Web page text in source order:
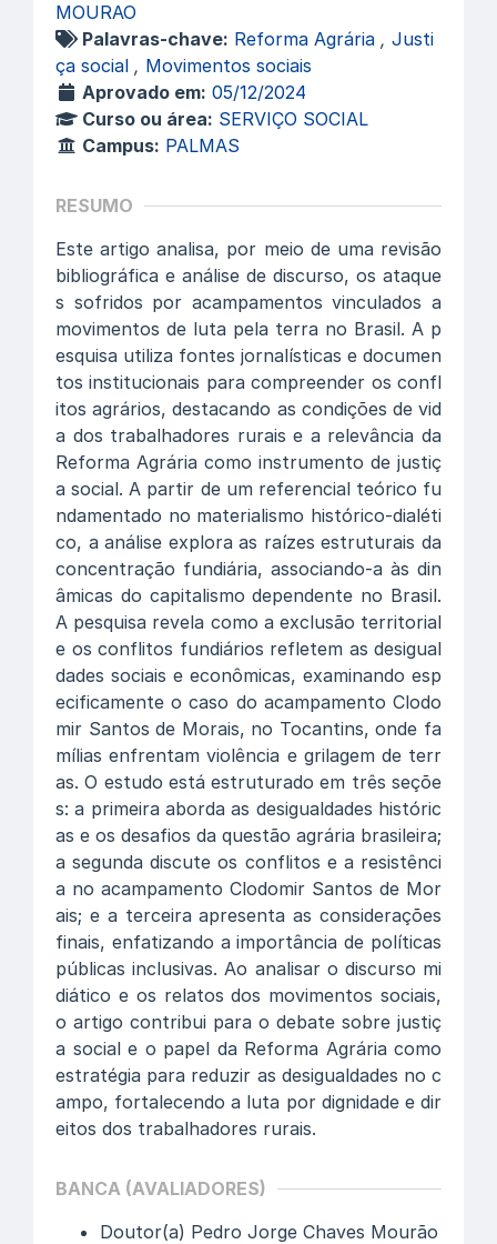
MOURAO
Palavras-chave: Reforma Agrária , Justi
ça social , Movimentos sociais
Aprovado em: 05/12/2024
Curso ou área: SERVIÇO SOCIAL
Campus: PALMAS
RESUMO
Este artigo analisa, por meio de uma revisão
bibliográfica e análise de discurso, os ataque
s sofridos por acampamentos vinculados a
movimentos de luta pela terra no Brasil. A p
esquisa utiliza fontes jornalísticas e documen
tos institucionais para compreender os confl
itos agrários, destacando as condições de vid
a dos trabalhadores rurais e a relevância da
Reforma Agrária como instrumento de justiç
a social. A partir de um referencial teórico fu
ndamentado no materialismo histórico-dialéti
co, a análise explora as raízes estruturais da
concentração fundiária, associando-a às din
âmicas do capitalismo dependente no Brasil.
A pesquisa revela como a exclusão territorial
e os conflitos fundiários refletem as desigual
dades sociais e econômicas, examinando esp
ecificamente o caso do acampamento Clodo
mir Santos de Morais, no Tocantins, onde fa
mílias enfrentam violência e grilagem de terr
as. O estudo está estruturado em três seçõe
s: a primeira aborda as desigualdades históric
as e os desafios da questão agrária brasileira;
a segunda discute os conflitos e a resistênci
a no acampamento Clodomir Santos de Mor
ais; e a terceira apresenta as considerações
finais, enfatizando a importância de políticas
públicas inclusivas. Ao analisar o discurso mi
diático e os relatos dos movimentos sociais,
o artigo contribui para o debate sobre justiç
a social e o papel da Reforma Agrária como
estratégia para reduzir as desigualdades no c
ampo, fortalecendo a luta por dignidade e dir
eitos dos trabalhadores rurais.
BANCA (AVALIADORES)
Doutor(a) Pedro Jorge Chaves Mourão